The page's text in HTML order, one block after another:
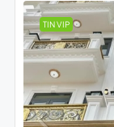
TIN VIP